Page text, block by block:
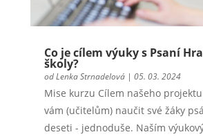
Co je cílem výuky s Psaní
školy?
odLenka Strnadelová| 05. 03. 2024
Mise kurzu Cílem našeho
vám (učitelům) naučit své žáky
deseti - jednoduše. Naším